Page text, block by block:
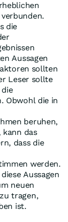
die
Aussagen
sollten
Leser sollte
Obwohl die in
beruhen,
kann das
dass die
werden.
Aussagen
neuen
tragen,
ist.